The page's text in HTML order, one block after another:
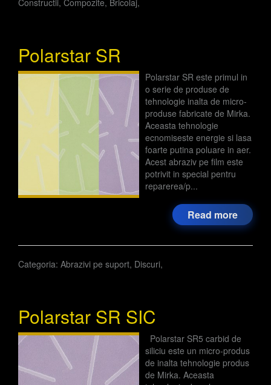
Constructii, Compozite, Bricolaj,
Polarstar SR
Polarstar SR este primul in
o serie de produse de
tehnologie inalta de micro-
produse fabricate de Mirka.
Aceasta tehnologie
ecnomiseste energie si lasa
foarte putina poluare in aer.
Acest abraziv pe film este
potrivit in special pentru
reparerea/p...
Read more
Categoria: Abrazivi pe suport, Discuri,
Polarstar SR SIC
Polarstar SR5 carbid de
siliciu este un micro-produs
de inalta tehnologie produs
de Mirka. Aceasta